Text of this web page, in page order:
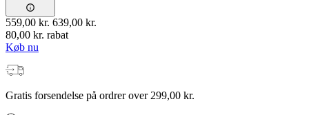
559,00 kr. 639,00 kr.
80,00 kr. rabat
Køb nu
Gratis forsendelse på ordrer over 299,00 kr.